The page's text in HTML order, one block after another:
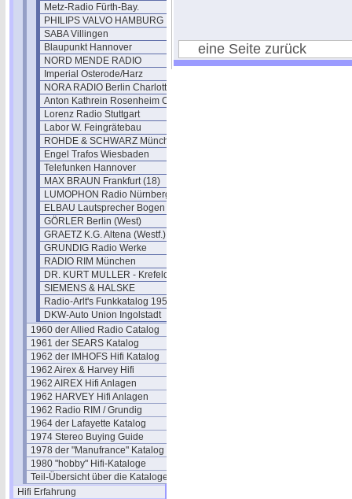
Metz-Radio Fürth-Bay.
PHILIPS VALVO HAMBURG
SABA Villingen
Blaupunkt Hannover
NORD MENDE RADIO
Imperial Osterode/Harz
NORA RADIO Berlin Charlottenburg
Anton Kathrein Rosenheim Obb.
Lorenz Radio Stuttgart
Labor W. Feingrätebau
ROHDE & SCHWARZ München
Engel Trafos Wiesbaden
Telefunken Hannover
MAX BRAUN Frankfurt (18)
LUMOPHON Radio Nürnberg
ELBAU Lautsprecher Bogen
GÖRLER Berlin (West)
GRAETZ K.G. Altena (Westf.)
GRUNDIG Radio Werke
RADIO RIM München
DR. KURT MULLER - Krefeld
SIEMENS & HALSKE
Radio-Arlt's Funkkatalog 1951
DKW-Auto Union Ingolstadt
1960 der Allied Radio Catalog
1961 der SEARS Katalog
1962 der IMHOFS Hifi Katalog
1962 Airex & Harvey Hifi
1962 AIREX Hifi Anlagen
1962 HARVEY Hifi Anlagen
1962 Radio RIM / Grundig
1964 der Lafayette Katalog
1974 Stereo Buying Guide
1978 der "Manufrance" Katalog
1980 "hobby" Hifi-Kataloge
Teil-Übersicht über die Kataloge
Hifi Erfahrung
eine Seite zurück